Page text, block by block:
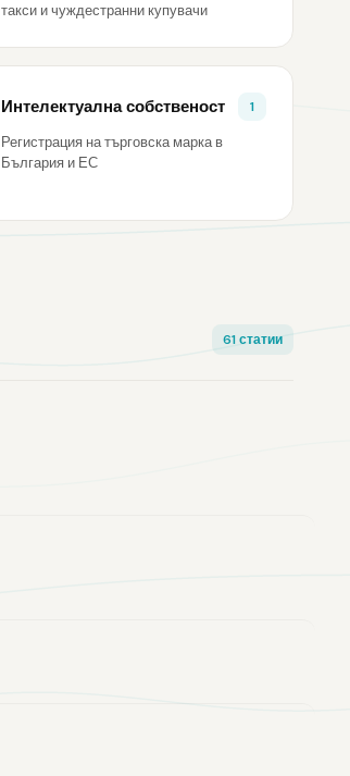
такси и чуждестранни купувачи
Интелектуална собственост 1
Регистрация на търговска марка в
България и ЕС
61 статии